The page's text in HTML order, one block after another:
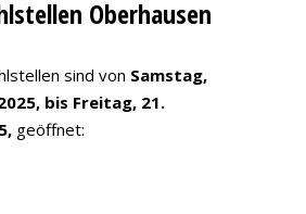
Oberhausen
sind von Samstag,
bis Freitag, 21.
geöffnet: